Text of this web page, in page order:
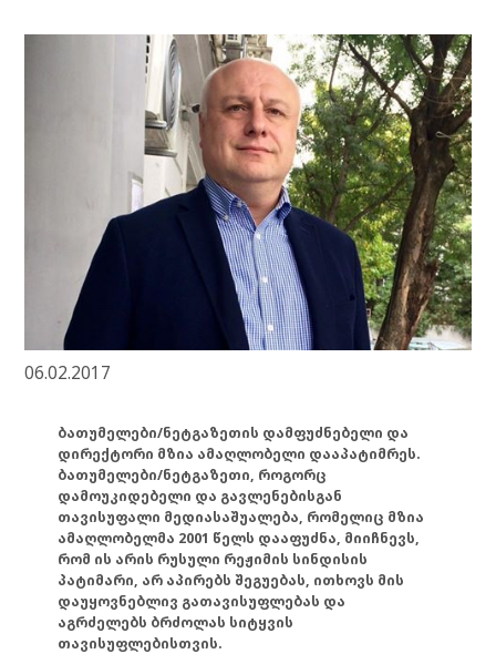
06.02.2017
ბათუმელები/ნეტგაზეთის დამფუძნებელი და
დირექტორი მზია ამაღლობელი დააპატიმრეს.
ბათუმელები/ნეტგაზეთი, როგორც
დამოუკიდებელი და გავლენებისგან
თავისუფალი მედიასაშუალება, რომელიც მზია
ამაღლობელმა 2001 წელს დააფუძნა, მიიჩნევს,
რომ ის არის რუსული რეჟიმის სინდისის
პატიმარი, არ აპირებს შეგუებას, ითხოვს მის
დაუყოვნებლივ გათავისუფლებას და
აგრძელებს ბრძოლას სიტყვის
თავისუფლებისთვის.